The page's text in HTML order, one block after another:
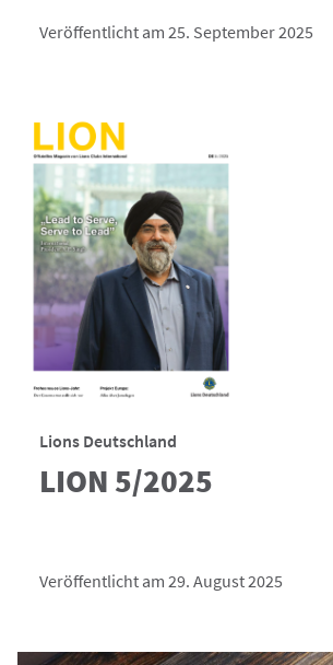
Veröffentlicht am 25. September 2025
Lions Deutschland
LION 5/2025
Veröffentlicht am 29. August 2025